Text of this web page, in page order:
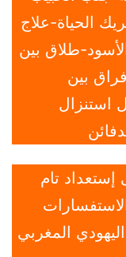
الحياة-علاج
طلاق بين
بين
استنزال
إستعداد تام
المغربي